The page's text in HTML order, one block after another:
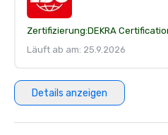
Zertifizierung:DEKRA
Läuft ab am: 25.9.2026
Details anzeigen